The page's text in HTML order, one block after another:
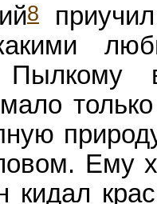
8
Пылкому
Ему
кидал